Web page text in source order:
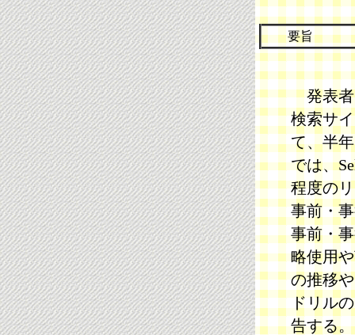
要旨
発表者
検索サ
て、半
では、
程度の
事前・
事前・
略使用
の推移
ドリル
告する。